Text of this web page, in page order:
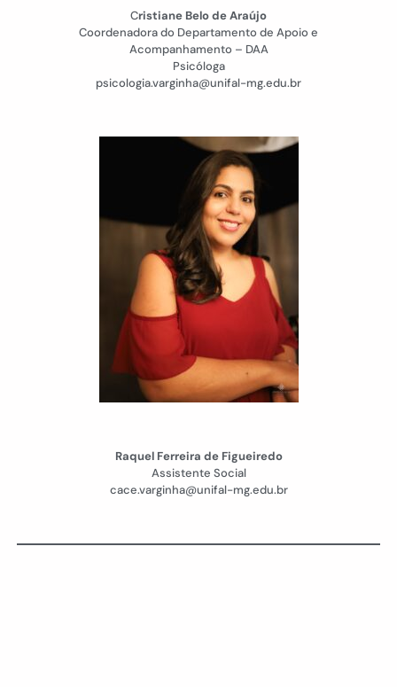
Cristiane Belo de Araújo
Coordenadora do Departamento de Apoio e
Acompanhamento – DAA
Psicóloga
psicologia.varginha@unifal-mg.edu.br
Raquel Ferreira de Figueiredo
Assistente Social
cace.varginha@unifal-mg.edu.br